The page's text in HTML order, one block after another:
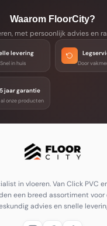
Waarom FloorCity?
met persoonlijk advies en
levering
Snel in huis Door
jaar garantie
onze producten
in vloeren. Van Click PVC
een breed assortiment voor
advies en snelle